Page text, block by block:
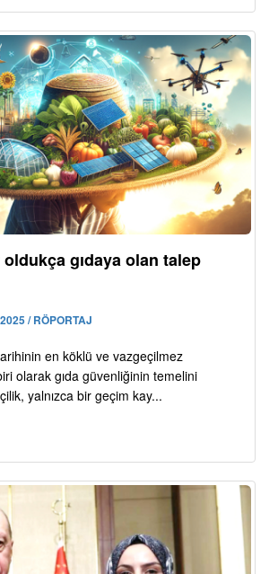
oldukça gıdaya olan talep
/ RÖPORTAJ
en köklü ve vazgeçilmez
olarak gıda güvenliğinin temelini
yalnızca bir geçim kay...